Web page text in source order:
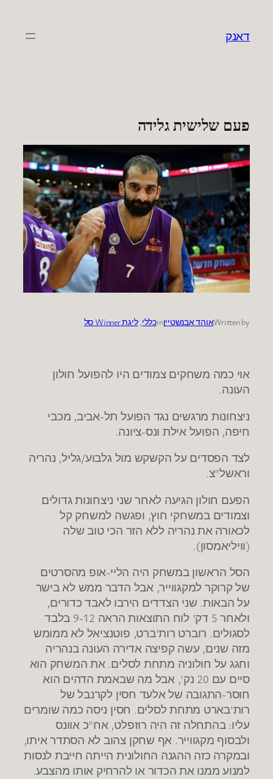
דאנק
פעם שלישית גלידה
Written byאוהד אבנשטייןinכללי, ליגת Winner סל
אוי כמה משחקים צמודים היו להפועל חולון
העונה.
ניצחונות מרגשים נגד הפועל תל-אביב, מכבי
חיפה, הפועל אילת ונס-ציונה.
לצד הפסדים על הקשקש מול גלבוע/גליל, נהריה
וראשל"צ.
הפעם חולון הגיעה לאחר שני ניצחונות גדולים
וצמודים במשחקי חוץ, ופגשה למשחק קל
לכאורה את נהריה ללא הזר הכי טוב שלה
(וויליאמסון).
הסל הראשון במשחק היה הליי-אופ מהסרטים
של קרוקר למקגווייר, אבל הדבר ממש לא בישר
על הבאות. שני הצדדים הירבו לאבד כדורים,
ולאחר 5 דק' לוח התוצאות הראה 9-12 בלבד
לסגולים. רוברט רות'ברט, פוטנציאל לא ממומש
מזה שנים, עשה קפיצה אדירה העונה בנהריה
וחגג על חולוניה מתחת לסלים. את המשחק הוא
סיים עם 20 נק', אבל מה שבאמת הדהים הוא
חוסר-התגובה של אלעד חסין לקרנבל של
רות'בארט מתחת לסלים. חסין ניסה כמה שומרים
עליו: בהתחלה זה היה רוזפלט, אח"כ אוונס
ולבסוף מקגווייר. אף שחקן צהוב לא הסתדר איתו,
ובמקרה כזה ההגנה החולונית הייתה חייבת לנסות
למנוע ממנו את הכדור או להרחיק אותו מהצבע.